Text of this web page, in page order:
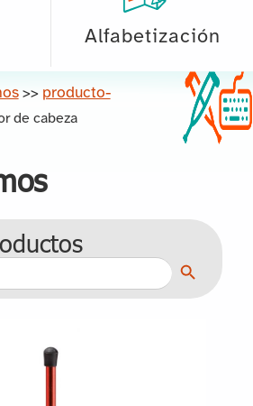
Alfabetización
>> producto-
de cabeza